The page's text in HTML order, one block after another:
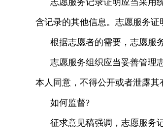
志愿服务记录证明应当采用
含记录的其他信息。志愿服务证
根据志愿者的需要，志愿服
志愿服务组织应当妥善管理
本人同意，不得公开或者泄露其
如何监督?
征求意见稿强调，志愿服务